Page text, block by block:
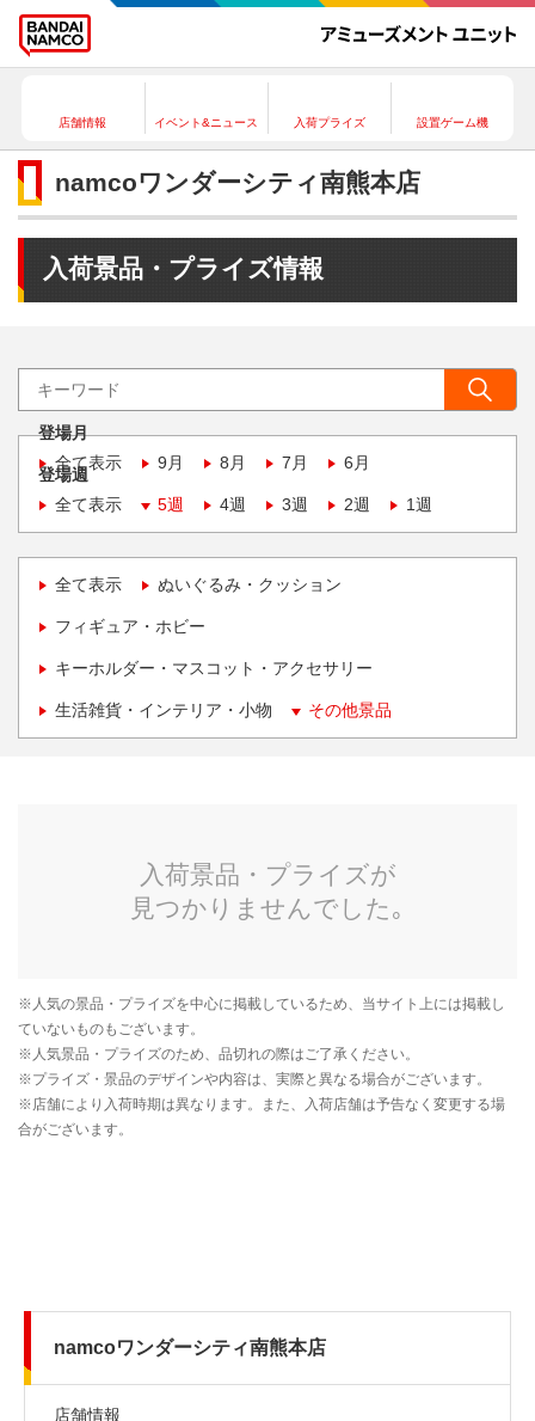
店舗情報 イベント&ニュース 入荷プライズ 設置ゲーム機
namcoワンダーシティ南熊本店
入荷景品・プライズ情報
登場月
全て表示
9月 8月 7月 6月
登場週
全て表示
5週 4週 3週 2週 1週
全て表示 ぬいぐるみ・クッション
フィギュア・ホビー
キーホルダー・マスコット・アクセサリー
生活雑貨・インテリア・小物 その他景品
namcoワンダーシティ南熊本店
店舗情報